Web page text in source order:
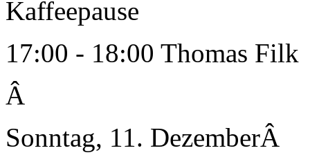
Kaffeepause
17:00 - 18:00 Thomas Filk
Â
Sonntag, 11. DezemberÂ